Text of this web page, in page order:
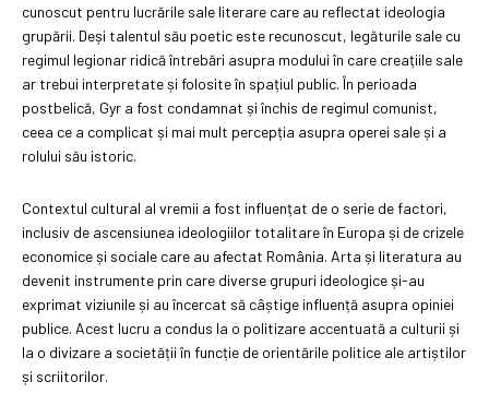
cunoscut pentru lucrările sale literare care au reflectat ideologia
grupării. Deși talentul său poetic este recunoscut, legăturile sale cu
regimul legionar ridică întrebări asupra modului în care creațiile sale
ar trebui interpretate și folosite în spațiul public. În perioada
postbelică, Gyr a fost condamnat și închis de regimul comunist,
ceea ce a complicat și mai mult percepția asupra operei sale și a
rolului său istoric.
Contextul cultural al vremii a fost influențat de o serie de factori,
inclusiv de ascensiunea ideologiilor totalitare în Europa și de crizele
economice și sociale care au afectat România. Arta și literatura au
devenit instrumente prin care diverse grupuri ideologice și-au
exprimat viziunile și au încercat să câștige influență asupra opiniei
publice. Acest lucru a condus la o politizare accentuată a culturii și
la o divizare a societății în funcție de orientările politice ale artiștilor
și scriitorilor.